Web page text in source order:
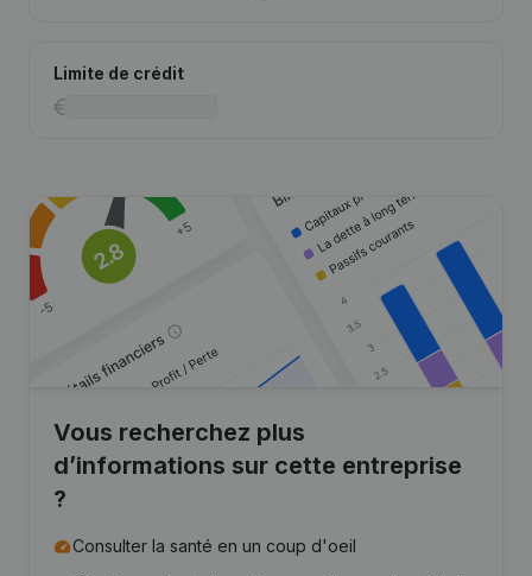
Limite de crédit
Vous recherchez plus
d’informations sur cette entreprise
?
Consulter la santé en un coup d'oeil